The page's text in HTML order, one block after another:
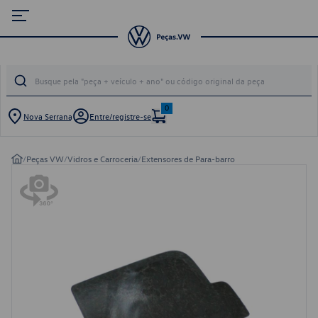
Nova Serrana Entre/registre-se
0
/Peças VW/Vidros e Carroceria/Extensores de Para-barro